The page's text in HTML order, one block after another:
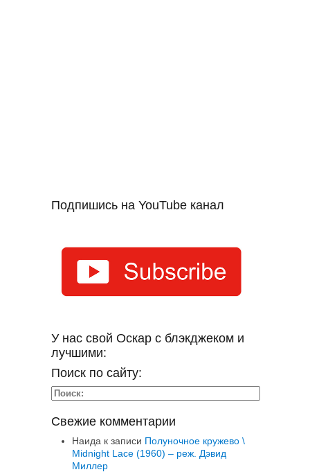
Подпишись на YouTube канал
У нас свой Оскар с блэкджеком и
лучшими:
Поиск по сайту:
Свежие комментарии
Наида к записи Полуночное кружево \
Midnight Lace (1960) – реж. Дэвид
Миллер